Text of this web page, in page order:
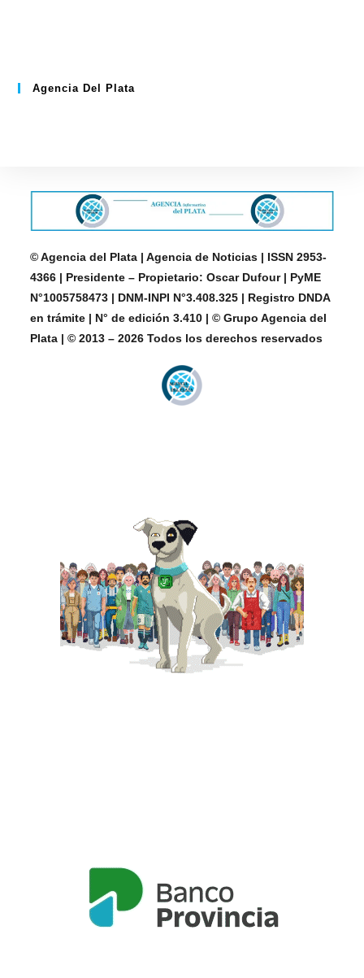
Agencia Del Plata
© Agencia del Plata | Agencia de Noticias | ISSN 2953-
4366 | Presidente – Propietario: Oscar Dufour | PyME
N°1005758473 | DNM-INPI N°3.408.325 | Registro DNDA
en trámite | N° de edición 3.410 | © Grupo Agencia del
Plata | © 2013 – 2026 Todos los derechos reservados